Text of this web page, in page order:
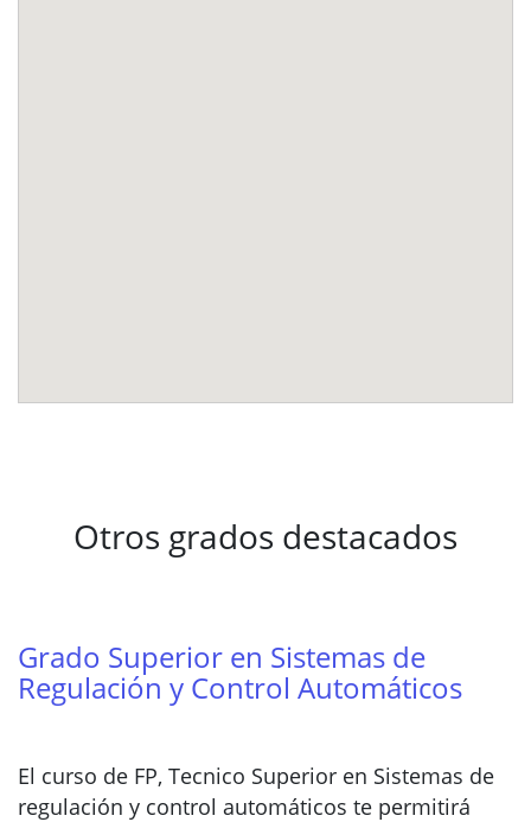
Otros grados destacados
Grado Superior en Sistemas de
Regulación y Control Automáticos
El curso de FP, Tecnico Superior en Sistemas de
regulación y control automáticos te permitirá